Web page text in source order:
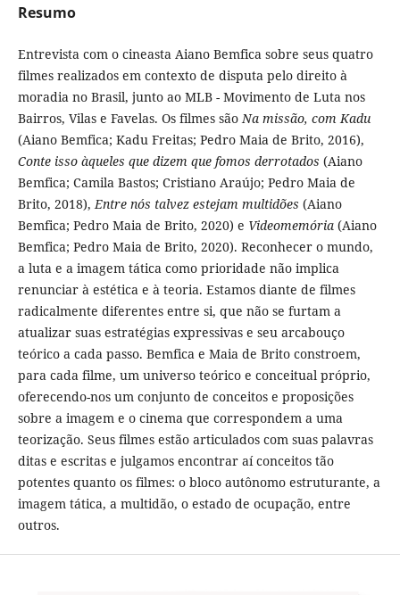
Resumo
Entrevista com o cineasta Aiano Bemfica sobre seus quatro
filmes realizados em contexto de disputa pelo direito à
moradia no Brasil, junto ao MLB - Movimento de Luta nos
Bairros, Vilas e Favelas. Os filmes sãoNa missão, com Kadu
(Aiano Bemfica; Kadu Freitas; Pedro Maia de Brito, 2016),
Conte isso àqueles que dizem que fomos derrotados (Aiano
Bemfica; Camila Bastos; Cristiano Araújo; Pedro Maia de
Brito, 2018), Entre nós talvez estejam multidões (Aiano
Bemfica; Pedro Maia de Brito, 2020) e Videomemória(Aiano
Bemfica; Pedro Maia de Brito, 2020). Reconhecer o mundo,
a luta e a imagem tática como prioridade não implica
renunciar à estética e à teoria. Estamos diante de filmes
radicalmente diferentes entre si, que não se furtam a
atualizar suas estratégias expressivas e seu arcabouço
teórico a cada passo. Bemfica e Maia de Brito constroem,
para cada filme, um universo teórico e conceitual próprio,
oferecendo-nos um conjunto de conceitos e proposições
sobre a imagem e o cinema que correspondem a uma
teorização. Seus filmes estão articulados com suas palavras
ditas e escritas e julgamos encontrar aí conceitos tão
potentes quanto os filmes: o bloco autônomo estruturante, a
imagem tática, a multidão, o estado de ocupação, entre
outros.